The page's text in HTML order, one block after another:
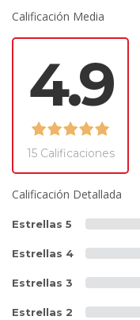
Calificación Media
4.9
15 Calificaciones
Calificación Detallada
Estrellas 5
Estrellas 4
Estrellas 3
Estrellas 2